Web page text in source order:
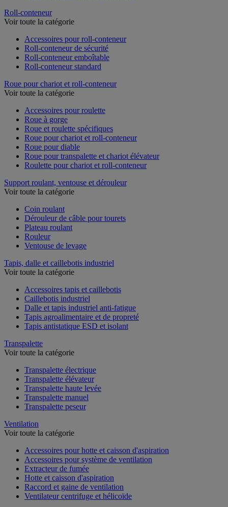
Roll-conteneur
Voir toute la catégorie
Accessoires pour roll-conteneur
Roll-conteneur de sécurité
Roll-conteneur emboîtable
Roll-conteneur standard
Roue pour chariot et roll-conteneur
Voir toute la catégorie
Accessoires pour roulette
Roue à gorge
Roue et roulette spécifiques
Roue pour chariot et roll-conteneur
Roue pour diable
Roue pour transpalette et chariot élévateur
Roulette pour chariot et roll-conteneur
Support roulant, ventouse et dérouleur
Voir toute la catégorie
Coin roulant
Dérouleur de câble pour tourets
Plateau roulant
Rouleur
Ventouse de levage
Tapis, dalle et caillebotis industriel
Voir toute la catégorie
Accessoires tapis et caillebotis
Caillebotis industriel
Dalle et tapis industriel anti-fatigue
Tapis agroalimentaire et de propreté
Tapis antistatique ESD et isolant
Transpalette
Voir toute la catégorie
Transpalette électrique
Transpalette élévateur
Transpalette haute levée
Transpalette manuel
Transpalette peseur
Ventilation
Voir toute la catégorie
Accessoires pour hotte et caisson d'aspiration
Accessoires pour système de ventilation
Extracteur de fumée
Hotte et caisson d'aspiration
Raccord et gaine de ventilation
Ventilateur centrifuge et hélicoïde